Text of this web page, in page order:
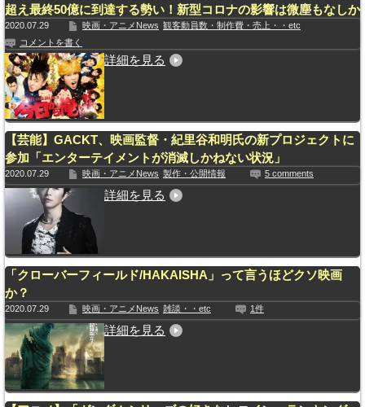
超え最終50億に到達する勢い！新型コロナの影響は微塵もなしか
2020.07.29 映画・アニメNews 観客動員数・制作費・売上・・etc
コメントを書く
詳細を見る
【芸能】GACKT、映画監督・紀里谷和明氏の新プロジェクトに
参加「エンターテイメントが消滅しかねない状況」
2020.07.29 映画・アニメNews 製作・公開情報 5 comments
詳細を見る
「クローバーフィールド/HAKAISHA」って言うほどクソ映画
か？
2020.07.29 映画・アニメNews 雑談・・etc 1件
詳細を見る